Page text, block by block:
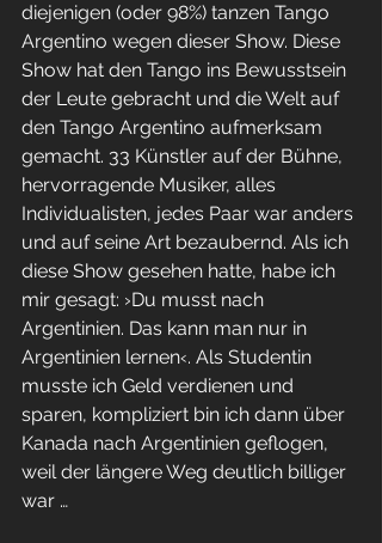
diejenigen (oder 98%) tanzen Tango
Argentino wegen dieser Show. Diese
Show hat den Tango ins Bewusstsein
der Leute gebracht und die Welt auf
den Tango Argentino aufmerksam
gemacht. 33 Künstler auf der Bühne,
hervorragende Musiker, alles
Individualisten, jedes Paar war anders
und auf seine Art bezaubernd. Als ich
diese Show gesehen hatte, habe ich
mir gesagt: ›Du musst nach
Argentinien. Das kann man nur in
Argentinien lernen‹. Als Studentin
musste ich Geld verdienen und
sparen, kompliziert bin ich dann über
Kanada nach Argentinien geflogen,
weil der längere Weg deutlich billiger
war …